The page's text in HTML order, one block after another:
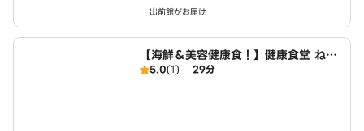
出前館がお届け
【海鮮＆美容健康食！】健康食堂 ねば
とろ茶房 清田店
5.0(1) 29分